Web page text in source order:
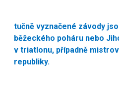
tučně vyznačené závody
běžeckého poháru nebo
v triatlonu, případně
republiky.